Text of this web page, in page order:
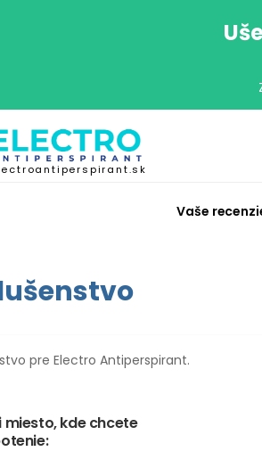
Vaše
pre Electro Antiperspirant.
miesto, kde chcete